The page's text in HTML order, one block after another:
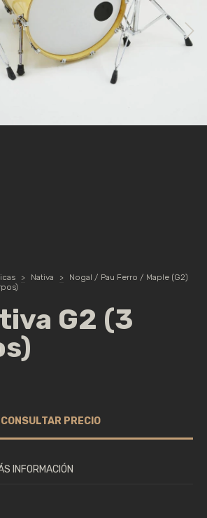
> Nativa >
Nogal / Pau Ferro / Maple (G2)
G2 (3
INFORMACIÓN